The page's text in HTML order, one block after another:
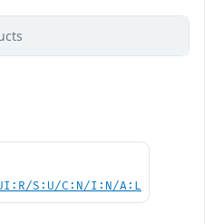
S:U/C:N/I:N/A:L